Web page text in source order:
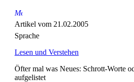
Artikel vom 21.02.2005
Sprache
Lesen und Verstehen
Öfter mal was Neues: Schrott-Worte
aufgelistet